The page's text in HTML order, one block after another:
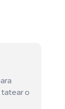
tatear o